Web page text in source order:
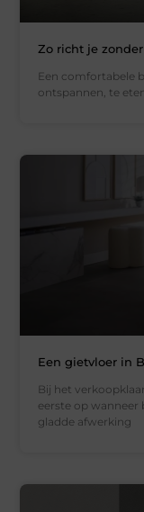
Zo richt je
Een comfortabele
ontspannen, te
Een gietvloer in
Bij het
eerste op wanneer
gladde afwerking